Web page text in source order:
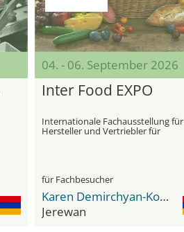
04. - 06. September 2026
Inter Food EXPO
Internationale Fachausstellung für
Hersteller und Vertriebler für
für Fachbesucher
Karen Demirchyan-Komplex
Jerewan